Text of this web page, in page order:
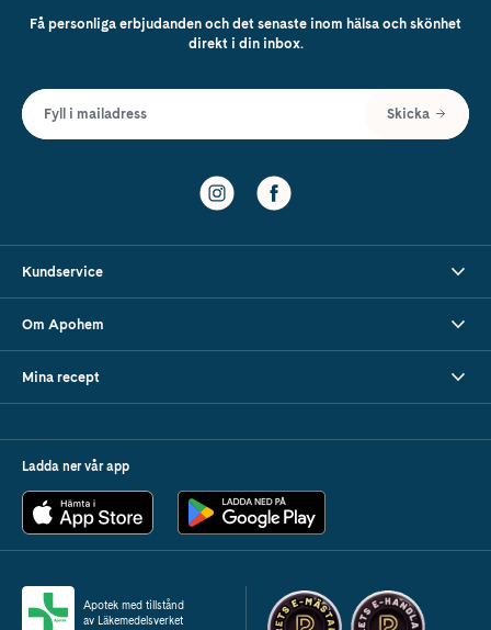
Få personliga erbjudanden och det senaste inom hälsa och skönhet
direkt i din inbox.
Fyll i mailadress Skicka
Kundservice
Om Apohem
Mina recept
Ladda ner vår app
Apotek med tillstånd
av Läkemedelsverket